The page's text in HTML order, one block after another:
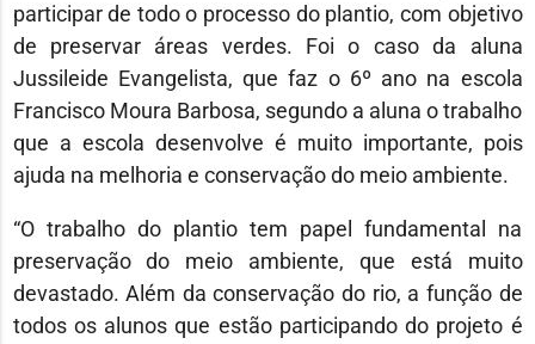
participar de todo o processo do plantio, com objetivo
de preservar áreas verdes. Foi o caso da aluna
Jussileide Evangelista, que faz o 6º ano na escola
Francisco Moura Barbosa, segundo a aluna o trabalho
que a escola desenvolve é muito importante, pois
ajuda na melhoria e conservação do meio ambiente.
“O trabalho do plantio tem papel fundamental na
preservação do meio ambiente, que está muito
devastado. Além da conservação do rio, a função de
todos os alunos que estão participando do projeto é